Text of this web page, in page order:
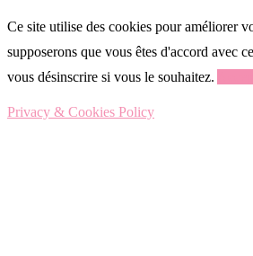
Ce site utilise des cookies pour améliorer
supposerons que vous êtes d'accord avec
vous désinscrire si vous le souhaitez.
Privacy & Cookies Policy